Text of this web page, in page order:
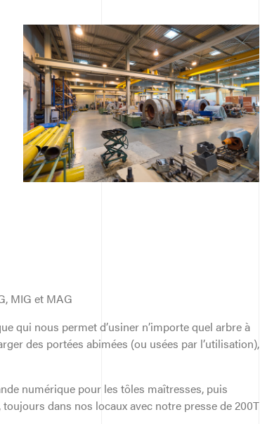
MIG et MAG
qui nous permet d’usiner n’importe quel arbre à
des portées abimées (ou usées par l’utilisation),
numérique pour les tôles maîtresses, puis
dans nos locaux avec notre presse de 200T